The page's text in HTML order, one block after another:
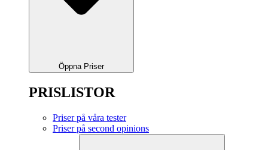
Öppna Priser
PRISLISTOR
Priser på våra tester
Priser på second opinions